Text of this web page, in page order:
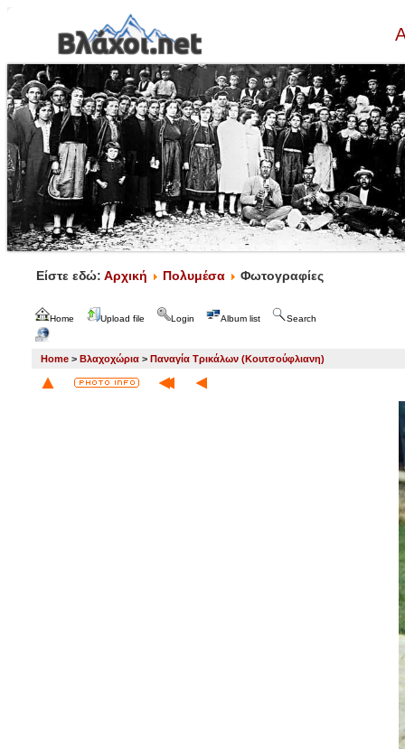
Είστε εδώ: Αρχική Πολυμέσα Φωτογραφίες
Home Upload file Login Album list Search
Home > Βλαχοχώρια > Παναγία Τρικάλων (Κουτσούφλιανη)